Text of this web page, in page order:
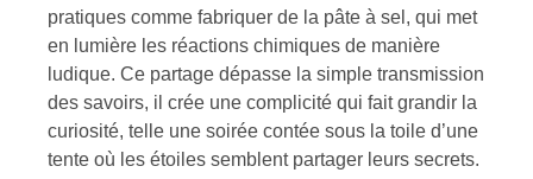
pratiques comme fabriquer de la pâte à sel, qui met
en lumière les réactions chimiques de manière
ludique. Ce partage dépasse la simple transmission
des savoirs, il crée une complicité qui fait grandir la
curiosité, telle une soirée contée sous la toile d’une
tente où les étoiles semblent partager leurs secrets.